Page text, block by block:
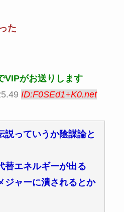
た
VIPがお送りします
ID:F0SEd1+K0.net
説っていうか陰謀論と
替エネルギーが出る
ジャーに潰されるとか